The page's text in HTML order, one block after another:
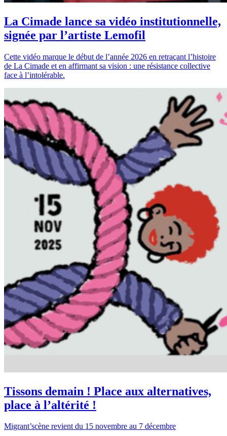
La Cimade lance sa vidéo institutionnelle,
signée par l’artiste Lemofil
Cette vidéo marque le début de l’année 2026 en retraçant l’histoire
de La Cimade et en affirmant sa vision : une résistance collective
face à l’intolérable.
Tissons demain ! Place aux alternatives,
place à l’altérité !
Migrant’scène revient du 15 novembre au 7 décembre